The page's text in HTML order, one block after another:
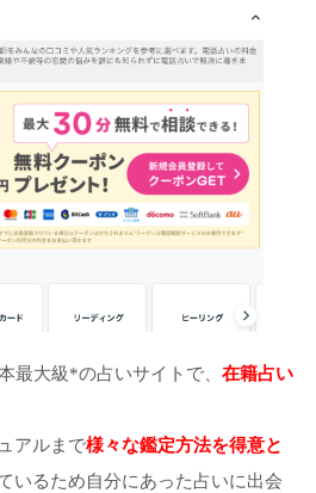
最大級*の占いサイトで、 在籍占い
アルまで様々な鑑定方法を得意と
いるため自分にあった占いに出会